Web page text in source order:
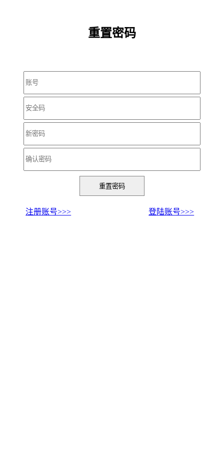
重置密码
注册账号>>> 登陆账号>>>